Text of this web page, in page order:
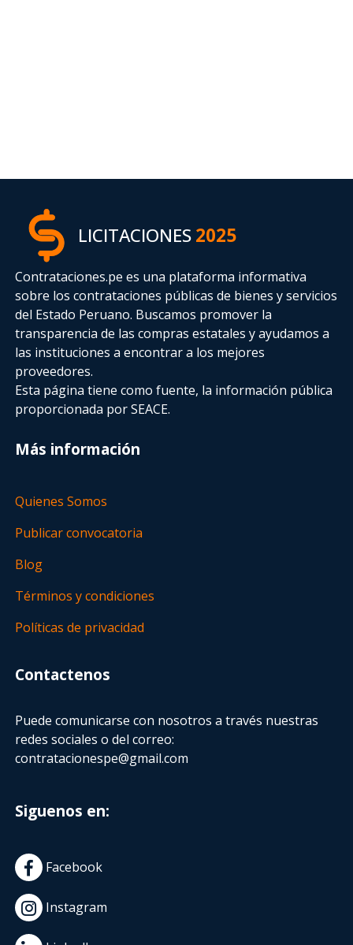
LICITACIONES2025
Contrataciones.pe es una plataforma informativa
sobre los contrataciones públicas de bienes y servicios
del Estado Peruano. Buscamos promover la
transparencia de las compras estatalesy ayudamos a
las instituciones a encontrar a los mejores
proveedores.
Esta página tiene como fuente, la información pública
proporcionada por SEACE.
Más información
Quienes Somos
Publicar convocatoria
Blog
Términos y condiciones
Políticas de privacidad
Contactenos
Puede comunicarse con nosotros a través nuestras
redes sociales o del correo:
contratacionespe@gmail.com
Siguenos en:
Facebook
Instagram